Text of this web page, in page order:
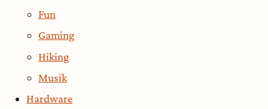
Fun
Gaming
Hiking
Musik
Hardware